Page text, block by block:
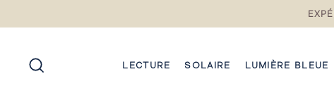
LECTURE SOLAIRE LUMIÈRE BLEUE